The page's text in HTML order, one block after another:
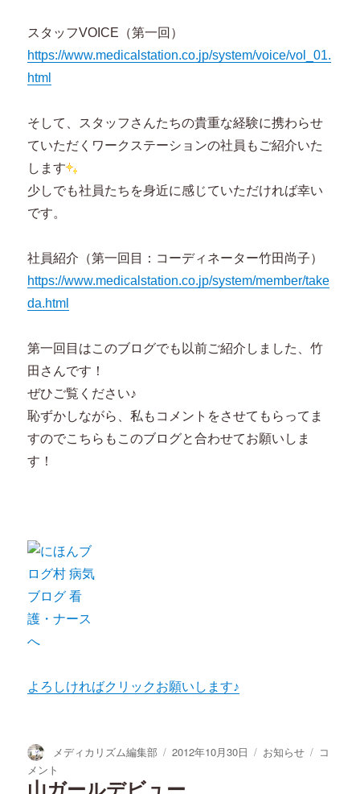
スタッフVOICE（第一回）
https://www.medicalstation.co.jp/system/voice/vol_01.
html
そして、スタッフさんたちの貴重な経験に携わらせ
ていただくワークステーションの社員もご紹介いた
します
少しでも社員たちを身近に感じていただければ幸い
です。
社員紹介（第一回目：コーディネーター竹田尚子）
https://www.medicalstation.co.jp/system/member/take
da.html
第一回目はこのブログでも以前ご紹介しました、竹
田さんです！
ぜひご覧ください♪
恥ずかしながら、私もコメントをさせてもらってま
すのでこちらもこのブログと合わせてお願いしま
す！
よろしければクリックお願いします♪
投
稿
者
メディカリズム編集部
投
日:
2012年10月30日
カ
お知らせ
看
コ
メント